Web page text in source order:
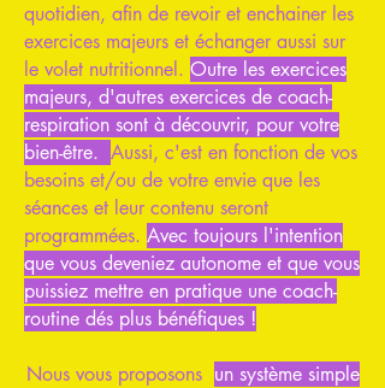
quotidien, afin de revoir et enchainer les
exercices majeurs et échanger aussi sur
le volet nutritionnel. Outre les exercices
majeurs, d'autres exercices de coach-
respiration sont à découvrir, pour votre
bien-être. Aussi, c'est en fonction de vos
besoins et/ou de votre envie que les
séances et leur contenu seront
programmées. Avec toujours l'intention
que vous deveniez autonome et que vous
puissiez mettre en pratique une coach-
routine dés plus bénéfiques !
Nous vous proposons un système simple